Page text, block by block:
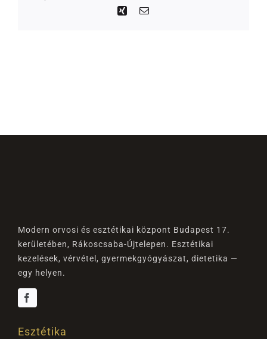
Xing
Modern orvosi és esztétikai központ Budapest 17.
kerületében, Rákoscsaba-Újtelepen. Esztétikai
kezelések, vérvétel, gyermekgyógyászat, dietetika —
egy helyen.
Esztétika